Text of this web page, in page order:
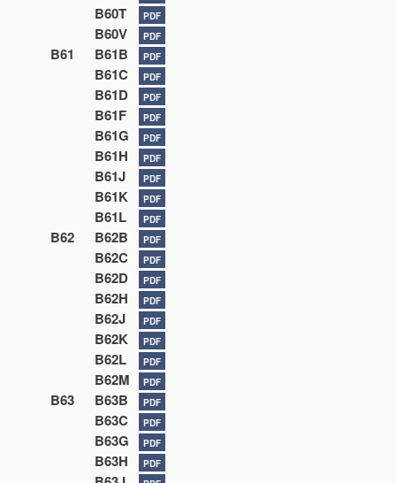
B60T PDF
B60V PDF
B61 B61B PDF
B61C PDF
B61D PDF
B61F PDF
B61G PDF
B61H PDF
B61J PDF
B61K PDF
B61L PDF
B62 B62B PDF
B62C PDF
B62D PDF
B62H PDF
B62J PDF
B62K PDF
B62L PDF
B62M PDF
B63 B63B PDF
B63C PDF
B63G PDF
B63H PDF